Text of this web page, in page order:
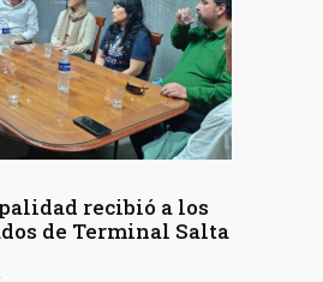
recibió a los
de Terminal Salta